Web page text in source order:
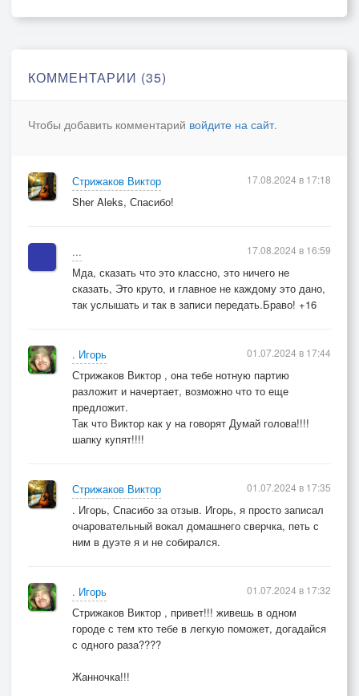
КОММЕНТАРИИ (35)
Чтобы добавить комментарий войдите на сайт.
Стрижаков Виктор
Sher Aleks, Спасибо!
17.08.2024 в 17:18
...
Мда, сказать что это классно, это ничего не
сказать, Это круто, и главное не каждому это дано,
так услышать и так в записи передать.Браво! +16
17.08.2024 в 16:59
. Игорь
Стрижаков Виктор , она тебе нотную партию
разложит и начертает, возможно что то еще
предложит.
Так что Виктор как у на говорят Думай голова!!!!
шапку купят!!!!
01.07.2024 в 17:44
Стрижаков Виктор
. Игорь, Спасибо за отзыв. Игорь, я просто записал
очаровательный вокал домашнего сверчка, петь с
ним в дуэте я и не собирался.
01.07.2024 в 17:35
. Игорь
Стрижаков Виктор , привет!!! живешь в одном
городе с тем кто тебе в легкую поможет, догадайся
с одного раза????
Жанночка!!!
01.07.2024 в 17:32